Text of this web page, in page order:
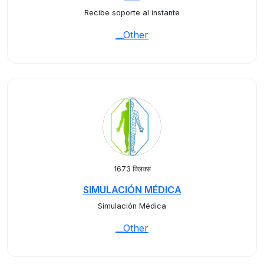
Recibe soporte al instante
__Other
1673 क्लिक्स
SIMULACIÓN MÉDICA
Simulación Médica
__Other